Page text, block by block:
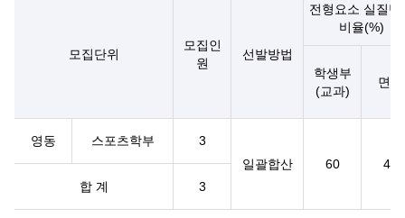
모집단위
모집인
원
선발방법
전형요소 실질반
비율(%)
학생부
(교과)
면접
영동 스포츠학부
3
일괄합산
60
40
합 계
3